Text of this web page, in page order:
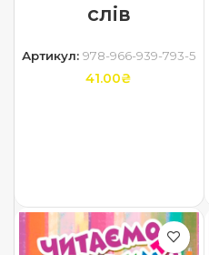
слів
Артикул: 978-966-939-793-5
41.00₴